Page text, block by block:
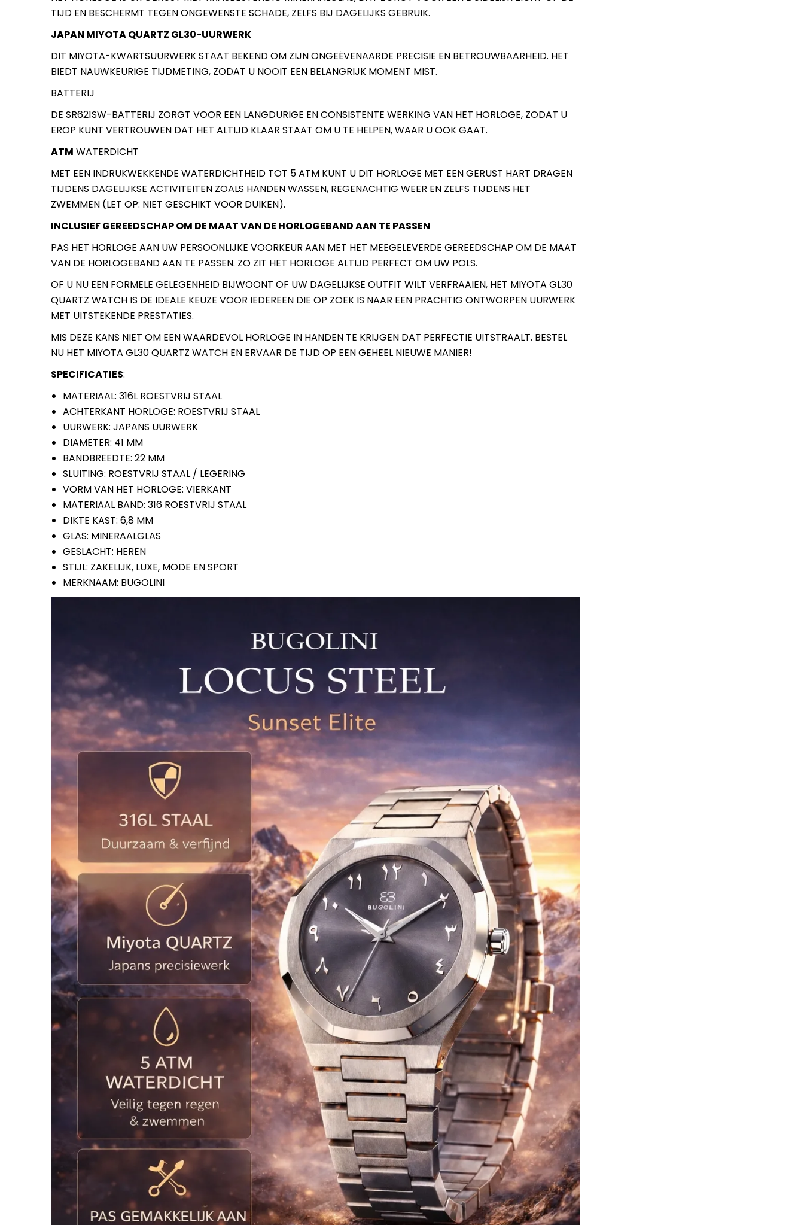
TIJD EN BESCHERMT TEGEN ONGEWENSTE SCHADE, ZELFS BIJ DAGELIJKS GEBRUIK.
JAPAN MIYOTA QUARTZ GL30-UURWERK
DIT MIYOTA-KWARTSUURWERK STAAT BEKEND OM ZIJN ONGEËVENAARDE PRECISIE EN BETROUWBAARHEID. HET
BIEDT NAUWKEURIGE TIJDMETING, ZODAT U NOOIT EEN BELANGRIJK MOMENT MIST.
BATTERIJ
DE SR621SW-BATTERIJ ZORGT VOOR EEN LANGDURIGE EN CONSISTENTE WERKING VAN HET HORLOGE, ZODAT U
EROP KUNT VERTROUWEN DAT HET ALTIJD KLAAR STAAT OM U TE HELPEN, WAAR U OOK GAAT.
ATM WATERDICHT
MET EEN INDRUKWEKKENDE WATERDICHTHEID TOT 5 ATM KUNT U DIT HORLOGE MET EEN GERUST HART DRAGEN
TIJDENS DAGELIJKSE ACTIVITEITEN ZOALS HANDEN WASSEN, REGENACHTIG WEER EN ZELFS TIJDENS HET
ZWEMMEN (LET OP: NIET GESCHIKT VOOR DUIKEN).
INCLUSIEF GEREEDSCHAP OM DE MAAT VAN DE HORLOGEBAND AAN TE PASSEN
PAS HET HORLOGE AAN UW PERSOONLIJKE VOORKEUR AAN MET HET MEEGELEVERDE GEREEDSCHAP OM DE MAAT
VAN DE HORLOGEBAND AAN TE PASSEN. ZO ZIT HET HORLOGE ALTIJD PERFECT OM UW POLS.
OF U NU EEN FORMELE GELEGENHEID BIJWOONT OF UW DAGELIJKSE OUTFIT WILT VERFRAAIEN, HET MIYOTA GL30
QUARTZ WATCH IS DE IDEALE KEUZE VOOR IEDEREEN DIE OP ZOEK IS NAAR EEN PRACHTIG ONTWORPEN UURWERK
MET UITSTEKENDE PRESTATIES.
MIS DEZE KANS NIET OM EEN WAARDEVOL HORLOGE IN HANDEN TE KRIJGEN DAT PERFECTIE UITSTRAALT. BESTEL
NU HET MIYOTA GL30 QUARTZ WATCH EN ERVAAR DE TIJD OP EEN GEHEEL NIEUWE MANIER!
SPECIFICATIES:
MATERIAAL: 316L ROESTVRIJ STAAL
ACHTERKANT HORLOGE: ROESTVRIJ STAAL
UURWERK: JAPANS UURWERK
DIAMETER: 41 MM
BANDBREEDTE: 22 MM
SLUITING: ROESTVRIJ STAAL / LEGERING
VORM VAN HET HORLOGE: VIERKANT
MATERIAAL BAND: 316 ROESTVRIJ STAAL
DIKTE KAST: 6,8 MM
GLAS: MINERAALGLAS
GESLACHT: HEREN
STIJL: ZAKELIJK, LUXE, MODE EN SPORT
MERKNAAM: BUGOLINI